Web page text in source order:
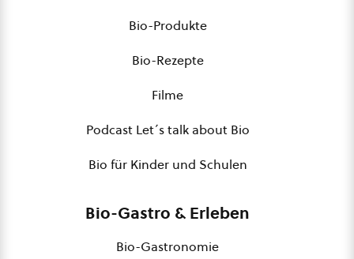
Bio-Produkte
Bio-Rezepte
Filme
Podcast Let´s talk about Bio
Bio für Kinder und Schulen
Bio-Gastro & Erleben
Bio-Gastronomie